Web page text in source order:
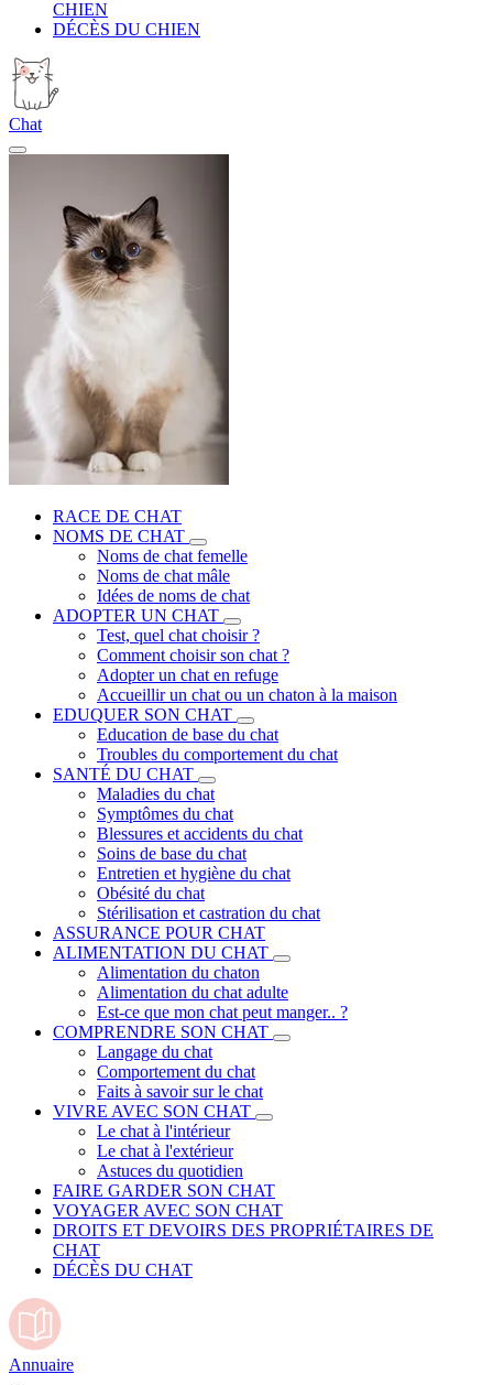
CHIEN
DÉCÈS DU CHIEN
Chat
RACE DE CHAT
NOMS DE CHAT
Noms de chat femelle
Noms de chat mâle
Idées de noms de chat
ADOPTER UN CHAT
Test, quel chat choisir ?
Comment choisir son chat ?
Adopter un chat en refuge
Accueillir un chat ou un chaton à la maison
EDUQUER SON CHAT
Education de base du chat
Troubles du comportement du chat
SANTÉ DU CHAT
Maladies du chat
Symptômes du chat
Blessures et accidents du chat
Soins de base du chat
Entretien et hygiène du chat
Obésité du chat
Stérilisation et castration du chat
ASSURANCE POUR CHAT
ALIMENTATION DU CHAT
Alimentation du chaton
Alimentation du chat adulte
Est-ce que mon chat peut manger.. ?
COMPRENDRE SON CHAT
Langage du chat
Comportement du chat
Faits à savoir sur le chat
VIVRE AVEC SON CHAT
Le chat à l'intérieur
Le chat à l'extérieur
Astuces du quotidien
FAIRE GARDER SON CHAT
VOYAGER AVEC SON CHAT
DROITS ET DEVOIRS DES PROPRIÉTAIRES DE
CHAT
DÉCÈS DU CHAT
Annuaire